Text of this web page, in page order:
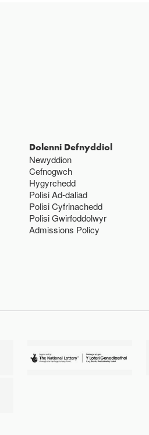
Dolenni Defnyddiol
Newyddion
Cefnogwch
Hygyrchedd
Polisi Ad-daliad
Polisi Cyfrinachedd
Polisi Gwirfoddolwyr
Admissions Policy